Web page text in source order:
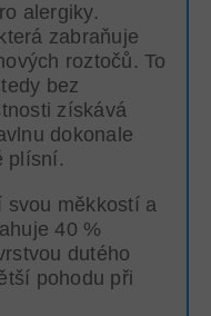
alergiky.
zabraňuje
roztočů. To
bez
získává
dokonale
plísní.
svou měkkostí a
40 %
dutého
pohodu při